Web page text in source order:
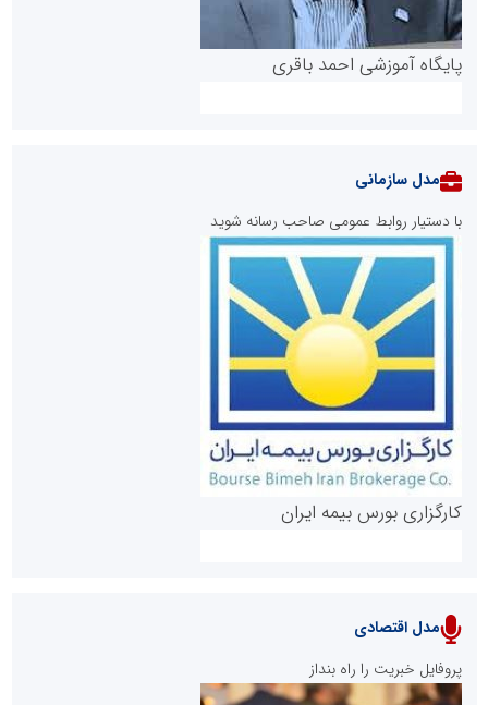
پایگاه آموزشی احمد باقری
روابط عمومی خبرگزاری گزارش خبر
پایگاه خبری نهضت ملی مسکن
مدل سازمانی
با دستیار روابط عمومی صاحب رسانه شوید
کارگزاری بورس بیمه ایران
مدل اقتصادی
پروفایل خبریت را راه بنداز